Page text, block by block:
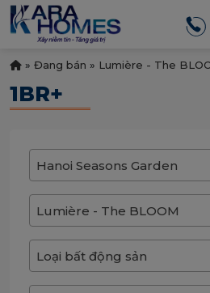
» Đang bán » Lumière - The
1BR+
Hanoi Seasons Garden
Lumière - The BLOOM
Loại bất động sản